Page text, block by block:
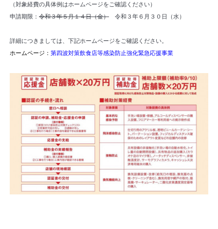
（対象経費の具体例はホームページをご確認ください）
申請期限： 令和３年５月１４日（金） 令和３年６月３０日（水）
詳細につきましては、下記ホームページをご確認ください。
ホームページ： 第四波対策飲食店等感染防止強化緊急応援事業